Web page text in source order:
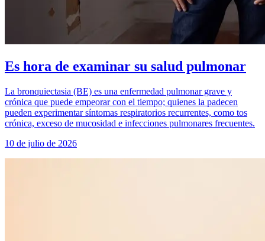
Es hora de examinar su salud pulmonar
La bronquiectasia (BE) es una enfermedad pulmonar grave y
crónica que puede empeorar con el tiempo; quienes la padecen
pueden experimentar síntomas respiratorios recurrentes, como tos
crónica, exceso de mucosidad e infecciones pulmonares frecuentes.
10 de julio de 2026